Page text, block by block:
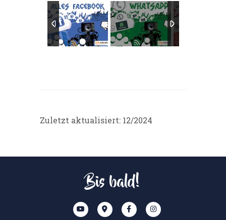
Zuletzt aktualisiert: 12/2024
Bis bald!